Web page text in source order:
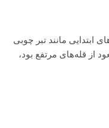
ابتدایی مانند تبر چوبی
از قله‌های مرتفع بود،